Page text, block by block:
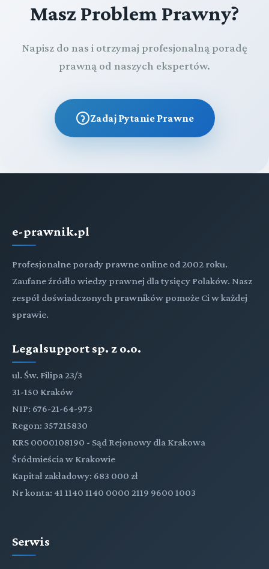
Masz Problem Prawny?
Napisz do nas i otrzymaj profesjonalną poradę
prawną od naszych ekspertów.
Zadaj Pytanie Prawne
e-prawnik.pl
Profesjonalne porady prawne online od 2002 roku.
Zaufane źródło wiedzy prawnej dla tysięcy Polaków. Nasz
zespół doświadczonych prawników pomoże Ci w każdej
sprawie.
Legalsupport sp. z o.o.
ul. Św. Filipa 23/3
31-150 Kraków
NIP: 676-21-64-973
Regon: 357215830
KRS 0000108190 - Sąd Rejonowy dla Krakowa
Śródmieścia w Krakowie
Kapitał zakładowy: 683 000 zł
Nr konta: 41 1140 1140 0000 2119 9600 1003
Serwis